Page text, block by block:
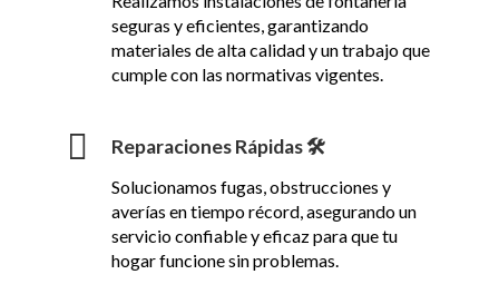
seguras y eficientes, garantizando
materiales de alta calidad y un trabajo que
cumple con las normativas vigentes.
Reparaciones Rápidas 🛠️
Solucionamos fugas, obstrucciones y
averías en tiempo récord, asegurando un
servicio confiable y eficaz para que tu
hogar funcione sin problemas.